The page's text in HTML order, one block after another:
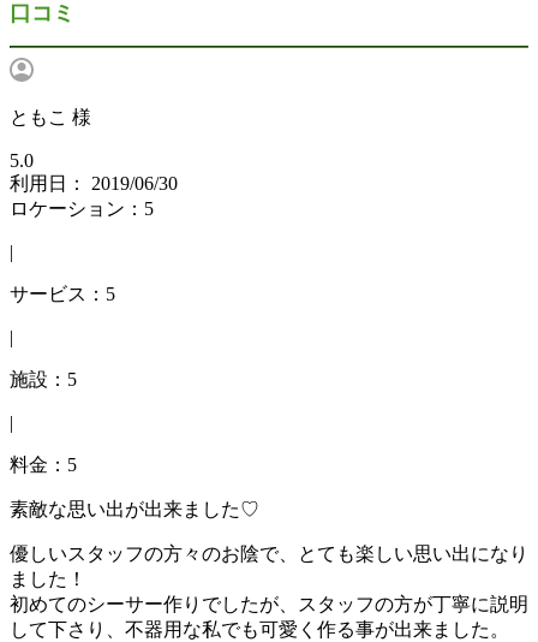
口コミ
ともこ 様
5.0
利用日： 2019/06/30
ロケーション：5
|
サービス：5
|
施設：5
|
料金：5
素敵な思い出が出来ました♡
優しいスタッフの方々のお陰で、とても楽しい思い出になり
ました！
初めてのシーサー作りでしたが、スタッフの方が丁寧に説明
して下さり、不器用な私でも可愛く作る事が出来ました。